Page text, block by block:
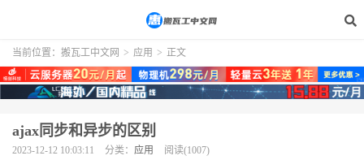
当前位置： 搬瓦工中文网 > 应用 > 正文
ajax同步和异步的区别
2023-12-12 10:03:11 分类： 应用 阅读(1007)